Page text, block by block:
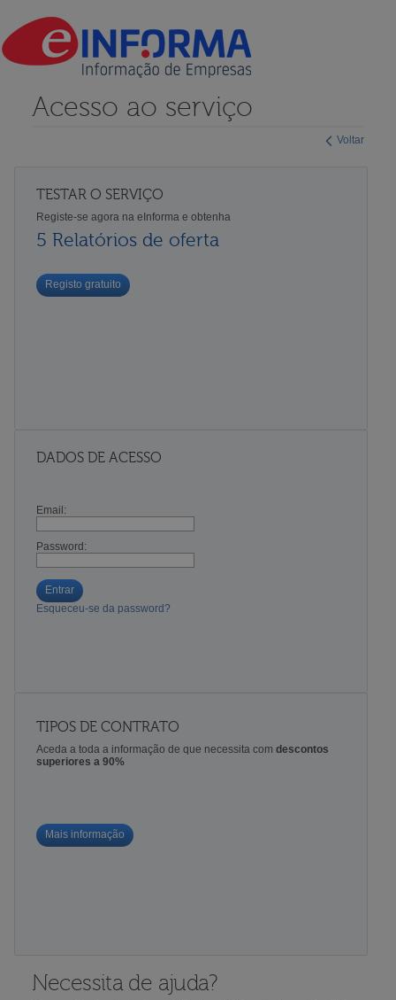
Voltar
Acesso ao serviço
TESTAR O SERVIÇO
Registe-se agora na eInforma e obtenha
5 Relatórios de oferta
Registo gratuito
DADOS DE ACESSO
Email:
Password:
Entrar
Esqueceu-se da password?
TIPOS DE CONTRATO
Aceda a toda a informação de que necessita com descontos
superiores a 90%
Mais informação
Necessita de ajuda?